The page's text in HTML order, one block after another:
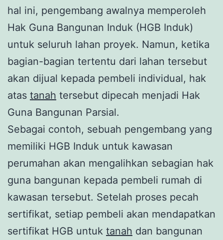
hal ini, pengembang awalnya memperoleh
Hak Guna Bangunan Induk (HGB Induk)
untuk seluruh lahan proyek. Namun, ketika
bagian-bagian tertentu dari lahan tersebut
akan dijual kepada pembeli individual, hak
atas tanah tersebut dipecah menjadi Hak
Guna Bangunan Parsial.
Sebagai contoh, sebuah pengembang yang
memiliki HGB Induk untuk kawasan
perumahan akan mengalihkan sebagian hak
guna bangunan kepada pembeli rumah di
kawasan tersebut. Setelah proses pecah
sertifikat, setiap pembeli akan mendapatkan
sertifikat HGB untuk tanah dan bangunan